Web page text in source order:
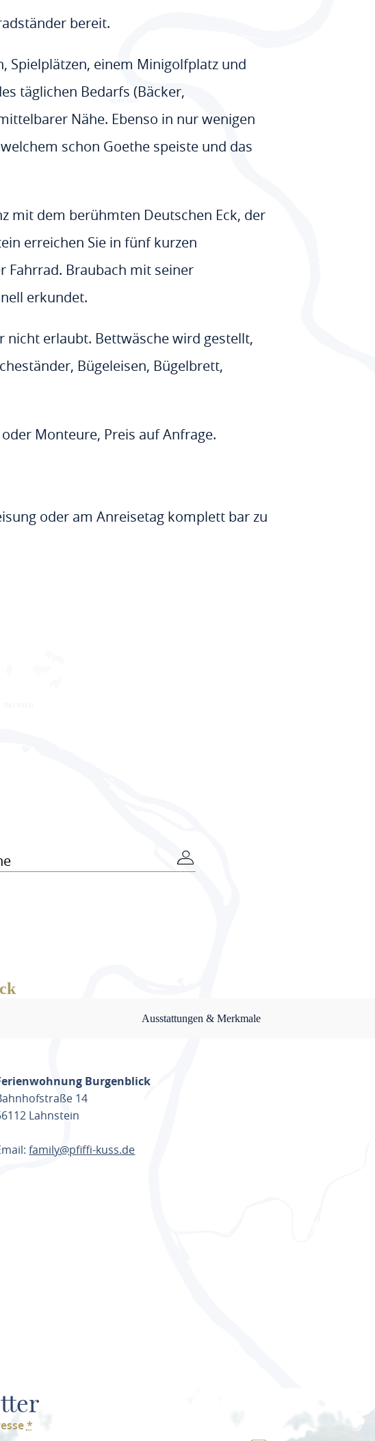
bereit.
Spielplätzen, einem Minigolfplatz und
täglichen Bedarfs (Bäcker,
Nähe. Ebenso in nur wenigen
schon Goethe speiste und das
mit dem berühmten Deutschen Eck, der
erreichen Sie in fünf kurzen
Fahrrad. Braubach mit seiner
erkundet.
nicht erlaubt. Bettwäsche wird gestellt,
Bügeleisen, Bügelbrett,
Monteure, Preis auf Anfrage.
oder am Anreisetag komplett bar zu
Ausstattungen & Merkmale
Burgenblick
14
Lahnstein
family@pfiffi-kuss.de
*